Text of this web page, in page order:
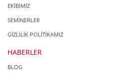
EKİBİMİZ
SEMİNERLER
GİZLİLİK POLİTİKAMIZ
HABERLER
BLOG